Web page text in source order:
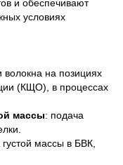
и обеспечивают
условиях
волокна на позициях
(КЩО), в процессах
массы: подача
массы в БВК,